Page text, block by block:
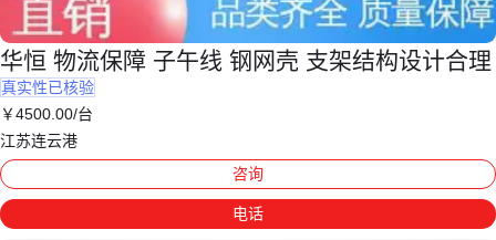
华恒 物流保障 子午线 钢网壳 支架结构设计合理
真实性已核验
￥4500.00/台
江苏连云港
咨询
电话